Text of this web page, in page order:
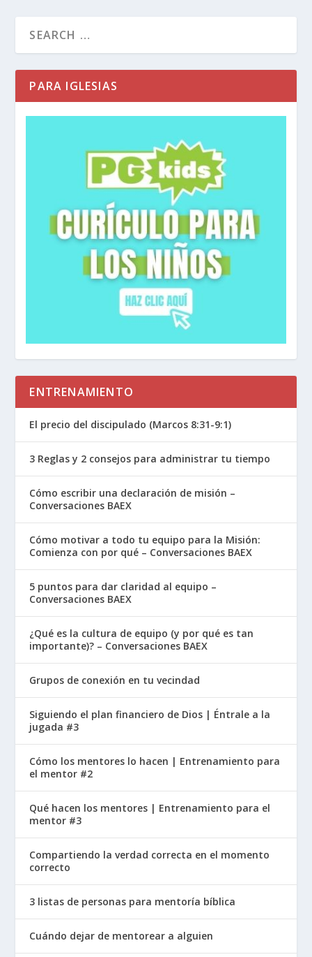
PARA IGLESIAS
ENTRENAMIENTO
El precio del discipulado (Marcos 8:31-9:1)
3 Reglas y 2 consejos para administrar tu tiempo
Cómo escribir una declaración de misión –
Conversaciones BAEX
Cómo motivar a todo tu equipo para la Misión:
Comienza con por qué – Conversaciones BAEX
5 puntos para dar claridad al equipo –
Conversaciones BAEX
¿Qué es la cultura de equipo (y por qué es tan
importante)? – Conversaciones BAEX
Grupos de conexión en tu vecindad
Siguiendo el plan financiero de Dios | Éntrale a la
jugada #3
Cómo los mentores lo hacen | Entrenamiento para
el mentor #2
Qué hacen los mentores | Entrenamiento para el
mentor #3
Compartiendo la verdad correcta en el momento
correcto
3 listas de personas para mentoría bíblica
Cuándo dejar de mentorear a alguien